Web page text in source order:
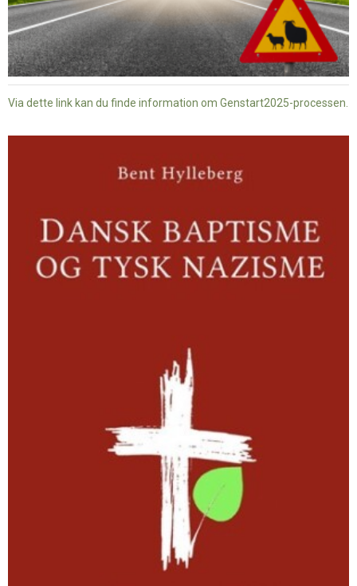
Via dette link kan du finde information om Genstart2025-processen.